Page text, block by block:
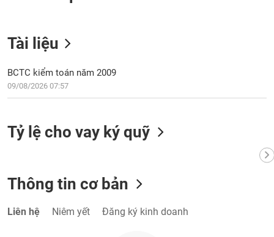
Tài liệu
BCTC kiểm toán năm 2009
09/08/2026 07:57
Tỷ lệ cho vay ký quỹ
Thông tin cơ bản
Liên hệ Niêm yết Đăng ký kinh doanh
TIỆN
ĐỘNG
SẢN